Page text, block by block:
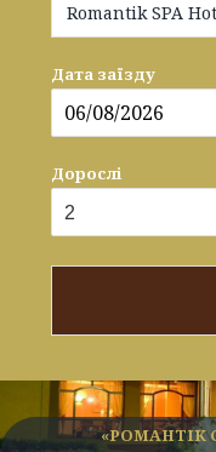
Romantik SPA
Дата заїзду
Дорослі
«РОМАНТІК